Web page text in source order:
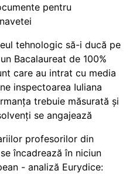
pentru
tehnologic să-i ducă pe
Bacalaureat de 100%
care au intrat cu media
inspectoarea Iuliana
trebuie măsurată și
se angajează
profesorilor din
încadrează în niciun
- analiză Eurydice: